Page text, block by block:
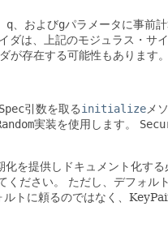
q 、およびgパラメータに事前
ダは、上記のモジュラス・サ
が存在する可能性もあります。
引数を取るinitialize メ
実装を使用します。
を提供しドキュメント化する
ください。
ただし、デフォル
ルトに頼るのではなく、